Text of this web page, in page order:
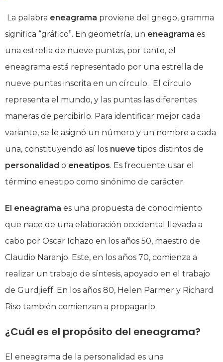
La palabra eneagrama proviene del griego, gramma
significa “gráfico”. En geometría, un eneagrama es
una estrella de nueve puntas, por tanto, el
eneagrama está representado por una estrella de
nueve puntas inscrita en un círculo. El círculo
representa el mundo, y las puntas las diferentes
maneras de percibirlo. Para identificar mejor cada
variante, se le asignó un número y un nombre a cada
una, constituyendo así los nueve tipos distintos de
personalidad o eneatipos. Es frecuente usar el
término eneatipo como sinónimo de carácter.
El eneagrama es una propuesta de conocimiento
que nace de una elaboración occidental llevada a
cabo por Oscar Ichazo en los años 50, maestro de
Claudio Naranjo. Este, en los años 70, comienza a
realizar un trabajo de síntesis, apoyado en el trabajo
de Gurdjieff. En los años 80, Helen Parmer y Richard
Riso también comienzan a propagarlo.
¿Cuál es el propósito del eneagrama?
El eneagrama de la personalidad es una